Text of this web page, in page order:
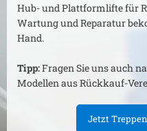
Hub- und Plattformlifte für
Wartung und Reparatur
Hand.
Tipp:Fragen Sie uns auch
Modellen aus Rückkauf-
Jetzt